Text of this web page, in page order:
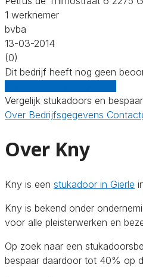
1 werknemer
bvba
13-03-2014
(0)
Dit bedrijf heeft nog geen
Vergelijk stukadoors en
Over Bedrijfsgegevens
Over Kny
Kny is een stukadoor in Gierle
Kny is bekend onder
voor alle pleisterwerken en
Op zoek naar een
bespaar daardoor tot 40% op